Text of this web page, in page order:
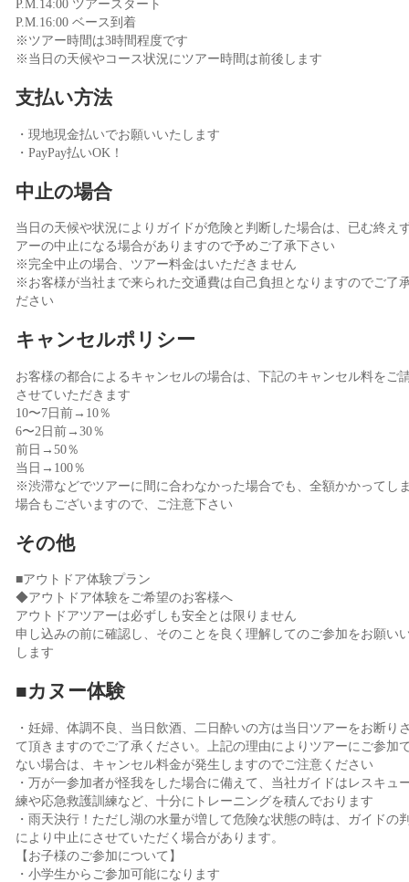
P.M.14:00 ツアースタート
P.M.16:00 ベース到着
※ツアー時間は3時間程度です
※当日の天候やコース状況にツアー時間は前後します
支払い方法
・現地現金払いでお願いいたします
・PayPay払いOK！
中止の場合
当日の天候や状況によりガイドが危険と判断した場合は、已む終え
アーの中止になる場合がありますので予めご了承下さい
※完全中止の場合、ツアー料金はいただきません
※お客様が当社まで来られた交通費は自己負担となりますのでご了
ださい
キャンセルポリシー
お客様の都合によるキャンセルの場合は、下記のキャンセル料をご
させていただきます
10〜7日前→10％
6〜2日前→30％
前日→50％
当日→100％
※渋滞などでツアーに間に合わなかった場合でも、全額かかってし
場合もございますので、ご注意下さい
その他
■アウトドア体験プラン
◆アウトドア体験をご希望のお客様へ
アウトドアツアーは必ずしも安全とは限りません
申し込みの前に確認し、そのことを良く理解してのご参加をお願い
します
■カヌー体験
・妊婦、体調不良、当日飲酒、二日酔いの方は当日ツアーをお断り
て頂きますのでご了承ください。上記の理由によりツアーにご参加
ない場合は、キャンセル料金が発生しますのでご注意ください
・万が一参加者が怪我をした場合に備えて、当社ガイドはレスキュ
練や応急救護訓練など、十分にトレーニングを積んでおります
・雨天決行！ただし湖の水量が増して危険な状態の時は、ガイドの
により中止にさせていただく場合があります。
【お子様のご参加について】
・小学生からご参加可能になります